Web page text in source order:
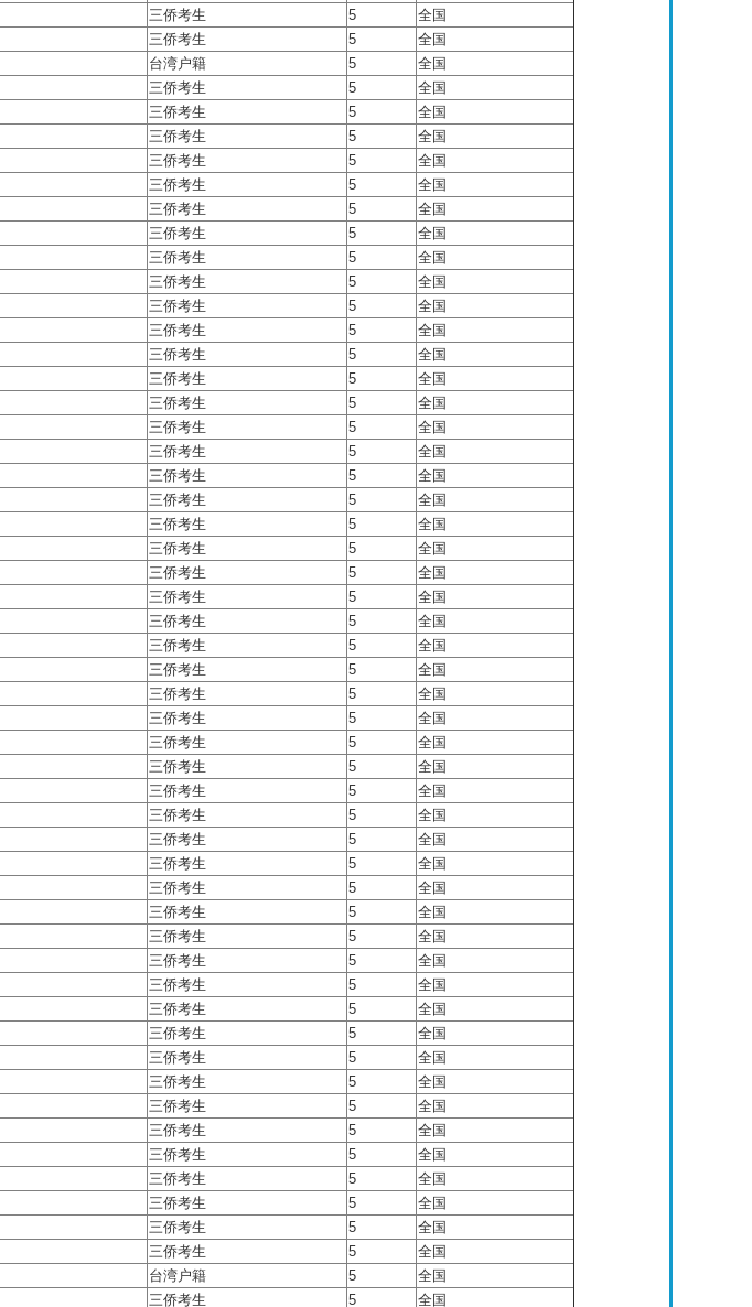
三侨考生 5
全国
三侨考生 5
全国
台湾户籍 5
全国
三侨考生 5
全国
三侨考生 5
全国
三侨考生 5
全国
三侨考生 5
全国
三侨考生 5
全国
三侨考生 5
全国
三侨考生 5
全国
三侨考生 5
全国
三侨考生 5
全国
三侨考生 5
全国
三侨考生 5
全国
三侨考生 5
全国
三侨考生 5
全国
三侨考生 5
全国
三侨考生 5
全国
三侨考生 5
全国
三侨考生 5
全国
三侨考生 5
全国
三侨考生 5
全国
三侨考生 5
全国
三侨考生 5
全国
三侨考生 5
全国
三侨考生 5
全国
三侨考生 5
全国
三侨考生 5
全国
三侨考生 5
全国
三侨考生 5
全国
三侨考生 5
全国
三侨考生 5
全国
三侨考生 5
全国
三侨考生 5
全国
三侨考生 5
全国
三侨考生 5
全国
三侨考生 5
全国
三侨考生 5
全国
三侨考生 5
全国
三侨考生 5
全国
三侨考生 5
全国
三侨考生 5
全国
三侨考生 5
全国
三侨考生 5
全国
三侨考生 5
全国
三侨考生 5
全国
三侨考生 5
全国
三侨考生 5
全国
三侨考生 5
全国
三侨考生 5
全国
三侨考生 5
全国
三侨考生 5
全国
台湾户籍 5
全国
三侨考生 5 全国